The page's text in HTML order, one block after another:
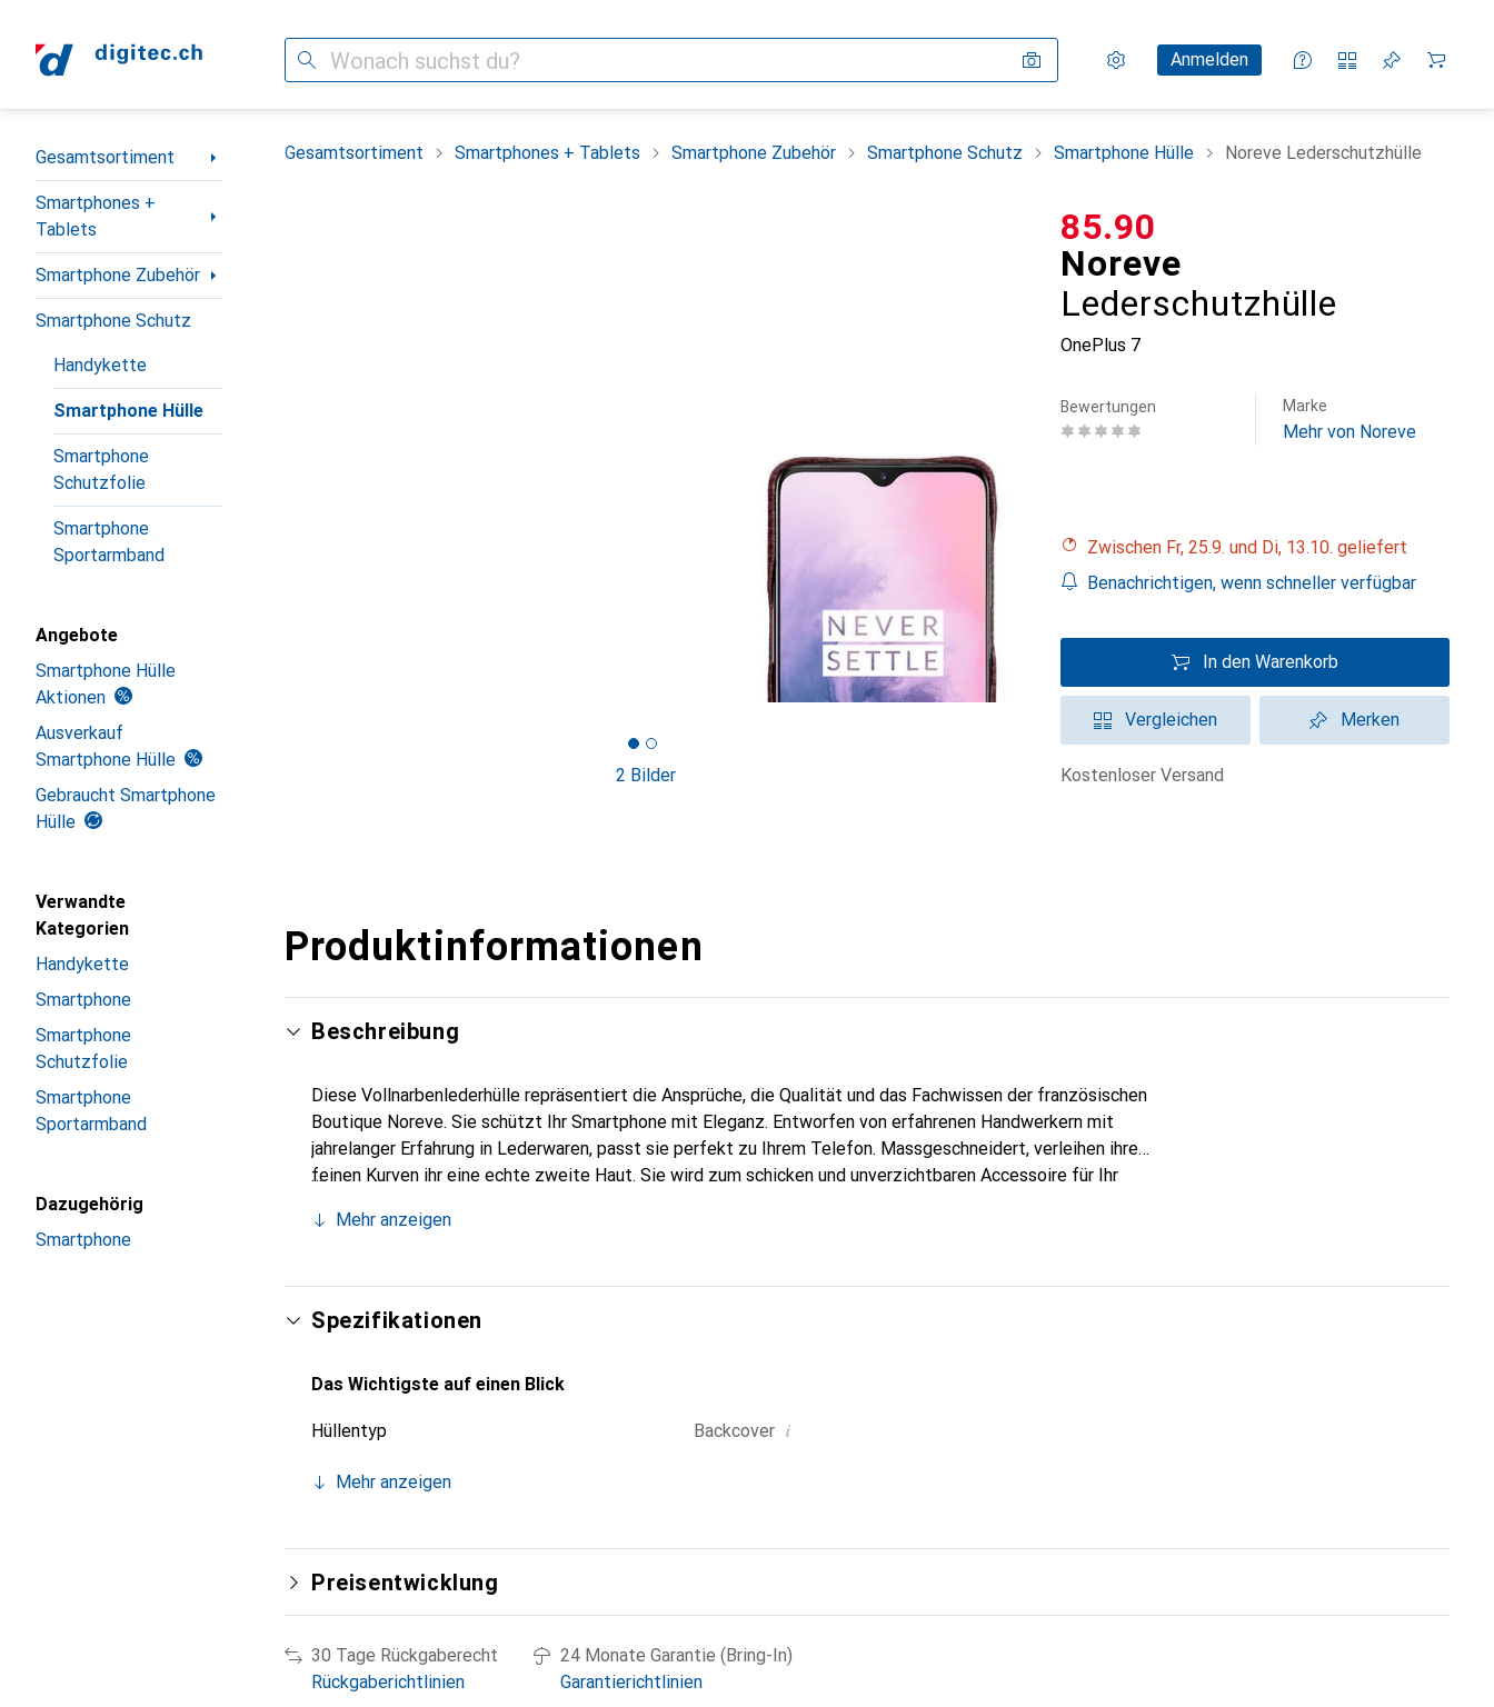
Suche Einstellungen
KundenkontoAnmelden
Vergleichslisten
Merklisten
Warenkorb
Navigation nach Kategorien
Gesamtsortiment
Smartphones +
Tablets
Smartphone Zubehör
Smartphone Schutz
Handykette
Smartphone Hülle
Smartphone
Schutzfolie
Smartphone
Sportarmband
Angebote
Smartphone Hülle
Aktionen
Ausverkauf
Smartphone Hülle
Gebraucht Smartphone
Hülle
Verwandte
Kategorien
Handykette
Smartphone
Smartphone
Schutzfolie
Smartphone
Sportarmband
Dazugehörig
Smartphone
Gesamtsortiment Smartphones + Tablets Smartphone Zubehör Smartphone Schutz Smartphone Hülle Noreve Lederschutzhülle
2 Bilder
Noreve
Lederschutzhülle
OnePlus 7
CHF
85.90
Bewertungen Marke
Mehr von Noreve
Zwischen Fr, 25.9. und Di, 13.10. geliefert
Benachrichtigen, wenn schneller verfügbar
In den Warenkorb
Vergleichen Merken
kostenloser Versand
Produktinformationen
Beschreibung
Diese Vollnarbenlederhülle repräsentiert die Ansprüche, die Qualität und das Fachwissen der französischen
Boutique Noreve. Sie schützt Ihr Smartphone mit Eleganz. Entworfen von erfahrenen Handwerkern mit
jahrelanger Erfahrung in Lederwaren, passt sie perfekt zu Ihrem Telefon. Massgeschneidert, verleihen ihre
feinen Kurven ihr eine echte zweite Haut. Sie wird zum schicken und unverzichtbaren Accessoire für Ihr
Wahl für eine anspruchsvolle Kundschaft.
Mehr anzeigen
Spezifikationen
Das Wichtigste auf einen Blick
Hüllentyp Backcover i
Mehr anzeigen
Preisentwicklung
30 Tage Rückgaberecht
Rückgaberichtlinien
24 Monate Garantie (Bring-In)
Garantierichtlinien